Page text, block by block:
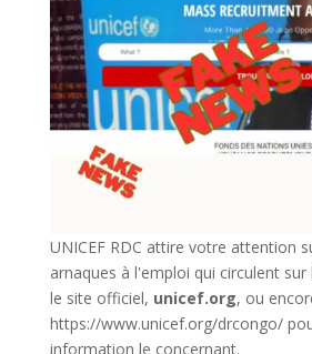
UNICEF RDC attire votre attention
arnaques à l'emploi qui circulent
le site officiel, unicef.org, ou
https://www.unicef.org/drcongo/
information le concernant.